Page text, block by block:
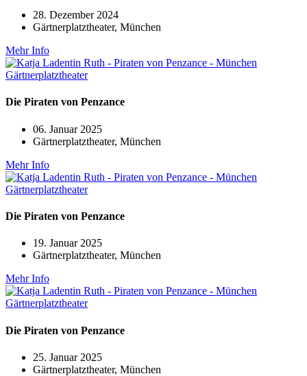
28. Dezember 2024
Gärtnerplatztheater, München
Mehr Info
Die Piraten von Penzance
06. Januar 2025
Gärtnerplatztheater, München
Mehr Info
Die Piraten von Penzance
19. Januar 2025
Gärtnerplatztheater, München
Mehr Info
Die Piraten von Penzance
25. Januar 2025
Gärtnerplatztheater, München